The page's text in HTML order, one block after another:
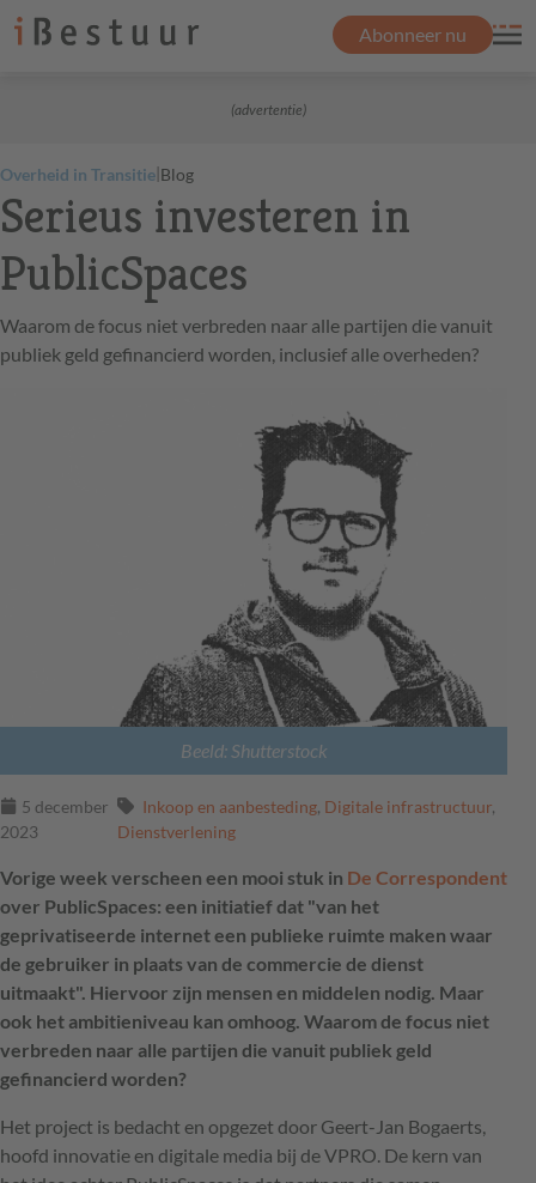
Abonneer nu
(advertentie)
Overheid in Transitie|Blog
Serieus investeren in
PublicSpaces
Waarom de focus niet verbreden naar alle partijen die vanuit
publiek geld gefinancierd worden, inclusief alle overheden?
Beeld: Shutterstock
5 december
2023
Inkoop en aanbesteding, Digitale infrastructuur,
Dienstverlening
Vorige week verscheen een mooi stuk in De Correspondent
over PublicSpaces: een initiatief dat "van het
geprivatiseerde internet een publieke ruimte maken waar
de gebruiker in plaats van de commercie de dienst
uitmaakt". Hiervoor zijn mensen en middelen nodig. Maar
ook het ambitieniveau kan omhoog. Waarom de focus niet
verbreden naar alle partijen die vanuit publiek geld
gefinancierd worden?
Het project is bedacht en opgezet door Geert-Jan Bogaerts,
hoofd innovatie en digitale media bij de VPRO. De kern van